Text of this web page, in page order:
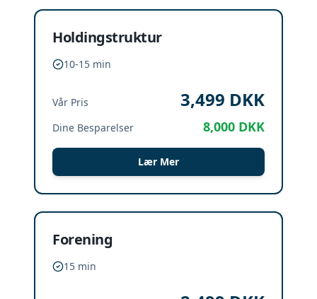
Holdingstruktur
10-15 min
Vår Pris 3,499 DKK
Dine Besparelser 8,000 DKK
Lær Mer
Forening
15 min